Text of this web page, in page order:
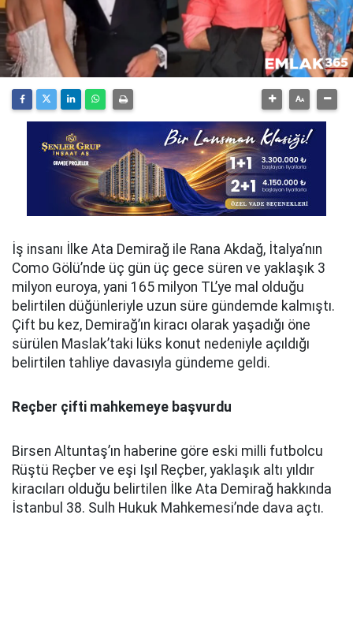
İş insanı İlke Ata Demirağ ile Rana Akdağ, İtalya’nın
Como Gölü’nde üç gün üç gece süren ve yaklaşık 3
milyon euroya, yani 165 milyon TL’ye mal olduğu
belirtilen düğünleriyle uzun süre gündemde kalmıştı.
Çift bu kez, Demirağ’ın kiracı olarak yaşadığı öne
sürülen Maslak’taki lüks konut nedeniyle açıldığı
belirtilen tahliye davasıyla gündeme geldi.
Reçber çifti mahkemeye başvurdu
Birsen Altuntaş’ın haberine göre eski milli futbolcu
Rüştü Reçber ve eşi Işıl Reçber, yaklaşık altı yıldır
kiracıları olduğu belirtilen İlke Ata Demirağ hakkında
İstanbul 38. Sulh Hukuk Mahkemesi’nde dava açtı.